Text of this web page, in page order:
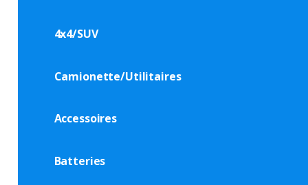
4x4/SUV
Camionette/Utilitaires
Accessoires
Batteries